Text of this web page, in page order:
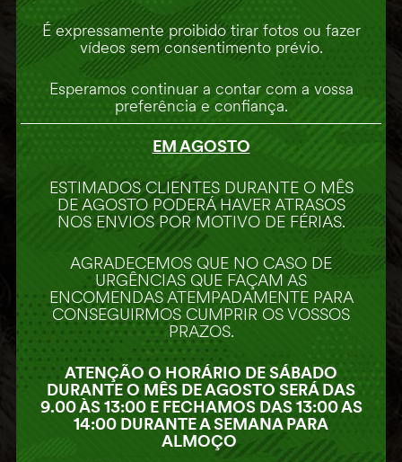
HORÁRIO
2ª a 6ª Feira:9:30 às 18:30
Sábado:
9:00 às 15:00
É expressamente proibido tirar fotos ou fazer
vídeos sem consentimento prévio.
Esperamos continuar a contar com a vossa
preferência e confiança.
EM AGOSTO
ESTIMADOS CLIENTES DURANTE O MÊS
DE AGOSTO PODERÁ HAVER ATRASOS
NOS ENVIOS POR MOTIVO DE FÉRIAS.
AGRADECEMOS QUE NO CASO DE
URGÊNCIAS QUE FAÇAM AS
ENCOMENDAS ATEMPADAMENTE PARA
CONSEGUIRMOS CUMPRIR OS VOSSOS
PRAZOS.
ATENÇÃO O HORÁRIO DE SÁBADO
DURANTE O MÊS DE AGOSTO SERÁ DAS
9.00 ÀS 13:00 E FECHAMOS DAS 13:00 AS
14:00 DURANTE A SEMANA PARA
ALMOÇO